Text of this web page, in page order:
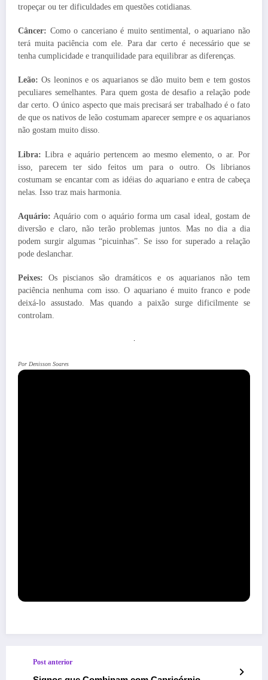
tropeçar ou ter dificuldades em questões cotidianas.
Câncer: Como o canceriano é muito sentimental, o aquariano não
terá muita paciência com ele. Para dar certo é necessário que se
tenha cumplicidade e tranquilidade para equilibrar as diferenças.
Leão: Os leoninos e os aquarianos se dão muito bem e tem gostos
peculiares semelhantes. Para quem gosta de desafio a relação pode
dar certo. O único aspecto que mais precisará ser trabalhado é o fato
de que os nativos de leão costumam aparecer sempre e os aquarianos
não gostam muito disso.
Libra: Libra e aquário pertencem ao mesmo elemento, o ar. Por
isso, parecem ter sido feitos um para o outro. Os librianos
costumam se encantar com as idéias do aquariano e entra de cabeça
nelas. Isso traz mais harmonia.
Aquário: Aquário com o aquário forma um casal ideal, gostam de
diversão e claro, não terão problemas juntos. Mas no dia a dia
podem surgir algumas “picuinhas”. Se isso for superado a relação
pode deslanchar.
Peixes: Os piscianos são dramáticos e os aquarianos não tem
paciência nenhuma com isso. O aquariano é muito franco e pode
deixá-lo assustado. Mas quando a paixão surge dificilmente se
controlam.
Por Denisson Soares
Post anterior